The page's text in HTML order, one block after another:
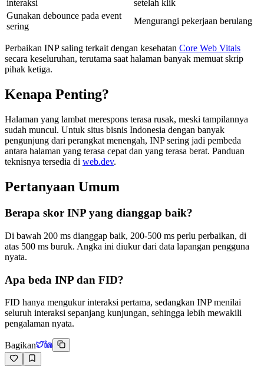
interaksi
setelah klik
Gunakan debounce pada event
sering
Mengurangi pekerjaan berulang
Perbaikan INP saling terkait dengan kesehatan Core Web Vitals
secara keseluruhan, terutama saat halaman banyak memuat skrip
pihak ketiga.
Kenapa Penting?
Halaman yang lambat merespons terasa rusak, meski tampilannya
sudah muncul. Untuk situs bisnis Indonesia dengan banyak
pengunjung dari perangkat menengah, INP sering jadi pembeda
antara halaman yang terasa cepat dan yang terasa berat. Panduan
teknisnya tersedia di web.dev.
Pertanyaan Umum
Berapa skor INP yang dianggap baik?
Di bawah 200 ms dianggap baik, 200-500 ms perlu perbaikan, di
atas 500 ms buruk. Angka ini diukur dari data lapangan pengguna
nyata.
Apa beda INP dan FID?
FID hanya mengukur interaksi pertama, sedangkan INP menilai
seluruh interaksi sepanjang kunjungan, sehingga lebih mewakili
pengalaman nyata.
Bagikan